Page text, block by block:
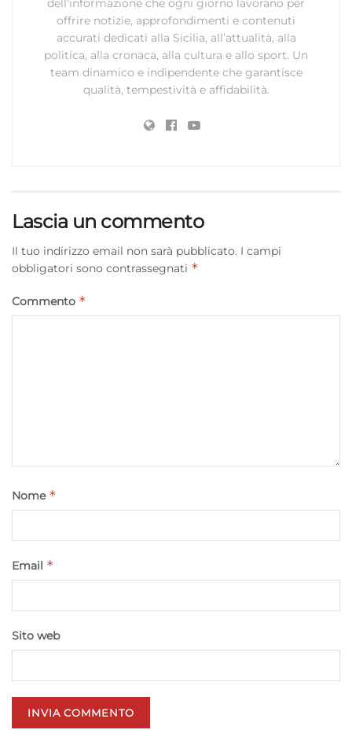
personalizzati, Sviluppare e migliorare i servizi, Utilizzare dati
limitati per la selezione dei contenuti.
Funzionalità Sempre attivo
fonti di dati, Collegare diversi dispositivi,
Riconoscere i dispositivi in base a informazioni
richieste attivamente.
Garantire la sicurezza, prevenire e
e presentare pubblicità e contenuto,
dell’informazione che ogni giorno lavorano per
offrire notizie, approfondimenti e contenuti
accurati dedicati alla Sicilia, all’attualità, alla
politica, alla cronaca, alla cultura e allo sport. Un
team dinamico e indipendente che garantisce
qualità, tempestività e affidabilità.
Lascia un commento
Il tuo indirizzo email non sarà pubblicato. I campi
obbligatori sono contrassegnati *
Commento *
Nome *
Email *
Sito web